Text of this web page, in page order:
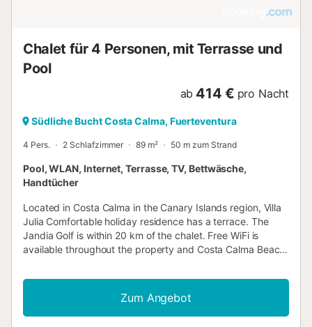
eine Bar und Tennisplätze; zudem werden Fahrradverleih
Chalet für 4 Personen, mit Terrasse und
Pool
ab 414 € pro Nacht
Südliche Bucht Costa Calma, Fuerteventura
4 Pers. 2 Schlafzimmer 89 m² 50 m zum Strand
Pool, WLAN, Internet, Terrasse, TV, Bettwäsche,
Handtücher
Located in Costa Calma in the Canary Islands region, Villa
Julia Comfortable holiday residence has a terrace. The
Jandia Golf is within 20 km of the chalet. Free WiFi is
available throughout the property and Costa Calma Beach
Zum Angebot